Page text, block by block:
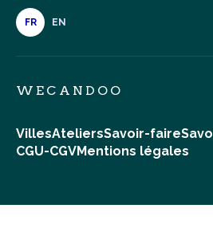
FR EN
WECANDOO
VillesAteliersSavoir-faire
CGU-CGVMentions légales